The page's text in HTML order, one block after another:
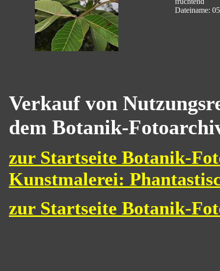
Dateiname:
Verkauf von
dem Botanik-
zur Startseite Botanik-
Kunstmalerei:
zur Startseite Botanik-